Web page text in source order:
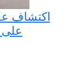
اكتشاف
على